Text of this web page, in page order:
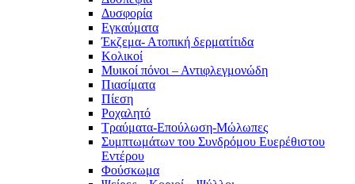
Δυσφορία
Εγκαύματα
Έκζεμα- Ατοπική δερματίτιδα
Κολικοί
Μυικοί πόνοι – Αντιφλεγμονώδη
Πιασίματα
Πίεση
Ροχαλητό
Τραύματα-Επούλωση-Μώλωπες
Συμπτωμάτων του Συνδρόμου Ευερέθιστου
Εντέρου
Φούσκωμα